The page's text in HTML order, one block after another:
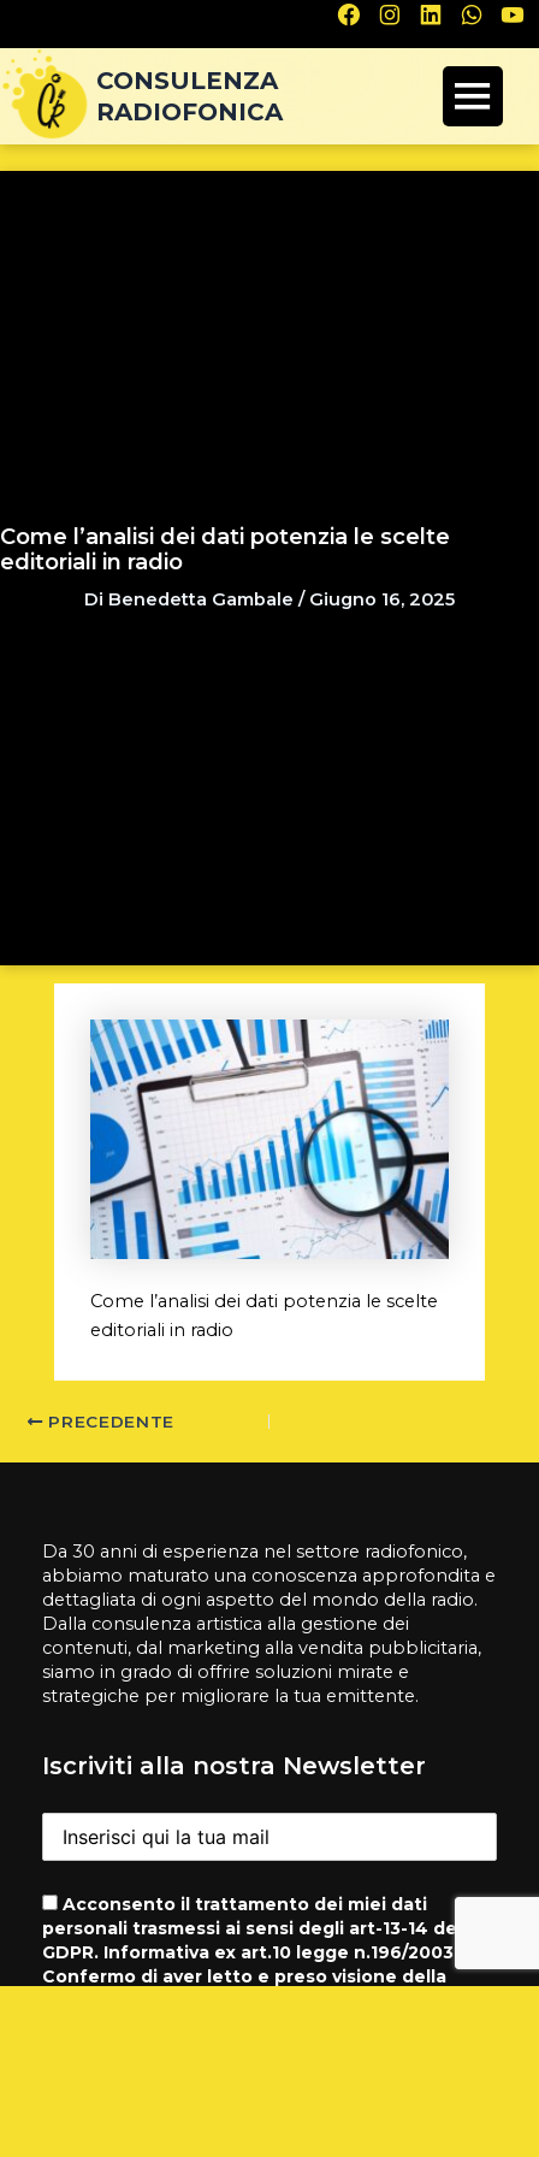
CONSULENZA
RADIOFONICA
Come l’analisi dei dati potenzia le scelte
editoriali in radio
Di Benedetta Gambale / Giugno 16, 2025
Come l’analisi dei dati potenzia le scelte
editoriali in radio
PRECEDENTE
Da 30 anni di esperienza nel settore radiofonico,
abbiamo maturato una conoscenza approfondita e
dettagliata di ogni aspetto del mondo della radio.
Dalla consulenza artistica alla gestione dei
contenuti, dal marketing alla vendita pubblicitaria,
siamo in grado di offrire soluzioni mirate e
strategiche per migliorare la tua emittente.
Iscriviti alla nostra Newsletter
Acconsento il trattamento dei miei dati
personali trasmessi ai sensi degli art-13-14 del
GDPR. Informativa ex art.10 legge n.196/2003.
Confermo di aver letto e preso visione della